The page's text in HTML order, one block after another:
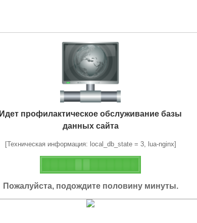
Идет профилактическое обслуживание базы
данных сайта
[Техническая информация: local_db_state = 3, lua-nginx]
Пожалуйста, подождите половину минуты.